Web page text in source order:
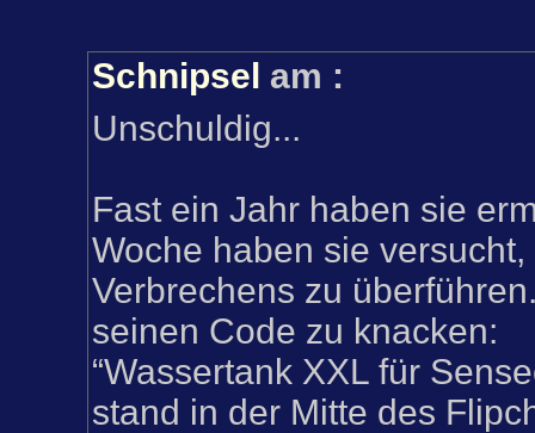
Schnipsel am :
Unschuldig...
Fast ein Jahr haben sie
Woche haben sie
Verbrechens zu
seinen Code zu knacken:
“Wassertank XXL für
stand in der Mitte des